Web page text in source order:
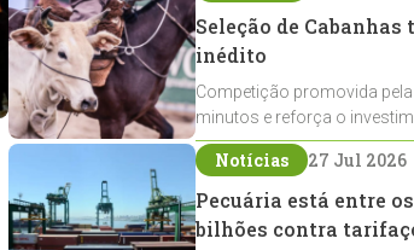
Seleção de
inédito
Competição promovida
minutos e reforça o
Crioulos voltados ao laço
Notícias 27 Jul 2026
Pecuária está entre
bilhões contra